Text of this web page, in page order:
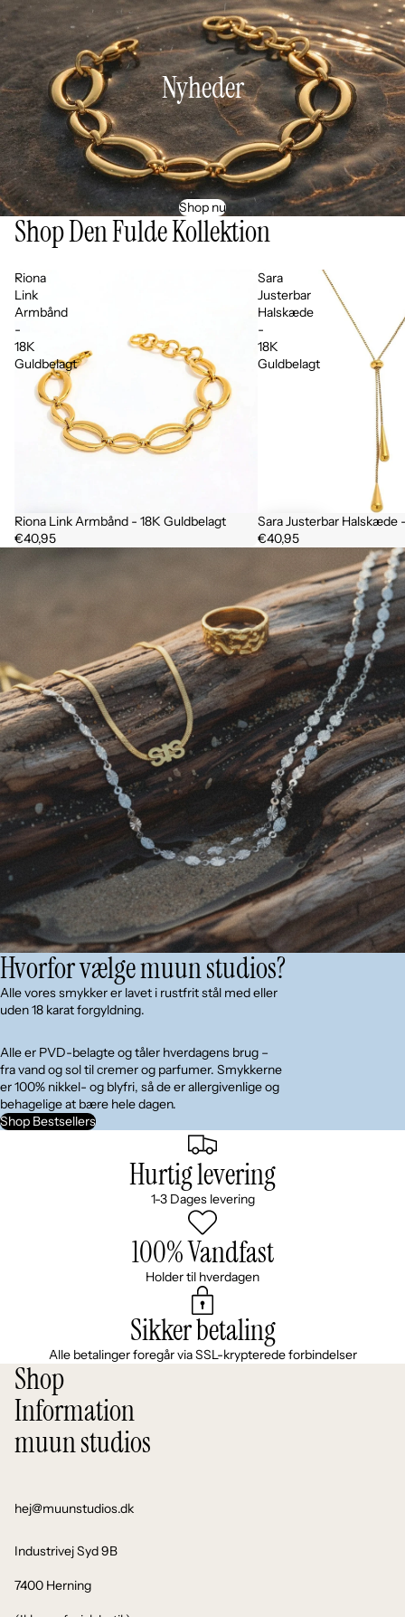
Nyheder
Shop nu
Shop Den Fulde Kollektion
Riona
Link
Armbånd
-
18K
Guldbelagt
Riona Link Armbånd - 18K Guldbelagt
€40,95
Sara
Justerbar
Halskæde
-
18K
Guldbelagt
Sara Justerbar Halskæde
€40,95
Hvorfor vælge muun studios?
Alle vores smykker er lavet i rustfrit stål med eller
uden 18 karat forgyldning.
Alle er PVD-belagte og tåler hverdagens brug –
fra vand og sol til cremer og parfumer. Smykkerne
er 100% nikkel- og blyfri, så de er allergivenlige og
behagelige at bære hele dagen.
Shop Bestsellers
Hurtig levering
1-3 Dages levering
100% Vandfast
Holder til hverdagen
Sikker betaling
Alle betalinger foregår via SSL-krypterede forbindelser
Shop
Information
muun studios
hej@muunstudios.dk
Industrivej Syd 9B
7400 Herning